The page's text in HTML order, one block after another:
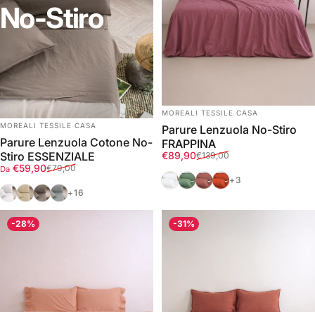
No-Stiro
FORNITORE:
MOREALI TESSILE CASA
Parure Lenzuola Cotone No-
Stiro ESSENZIALE
Prezzo scontato
Da €59,90
Prezzo di listino
€79,00
Bianco
CordaTortora
Grigio
+16
FORNITORE:
MOREALI TESSILE CASA
Parure Lenzuola No-Stiro
FRAPPINA
Prezzo scontato
€89,90
Prezzo di listino
€139,00
Bianco
VerdeMarrakech
Terra
+3
-28% -31%